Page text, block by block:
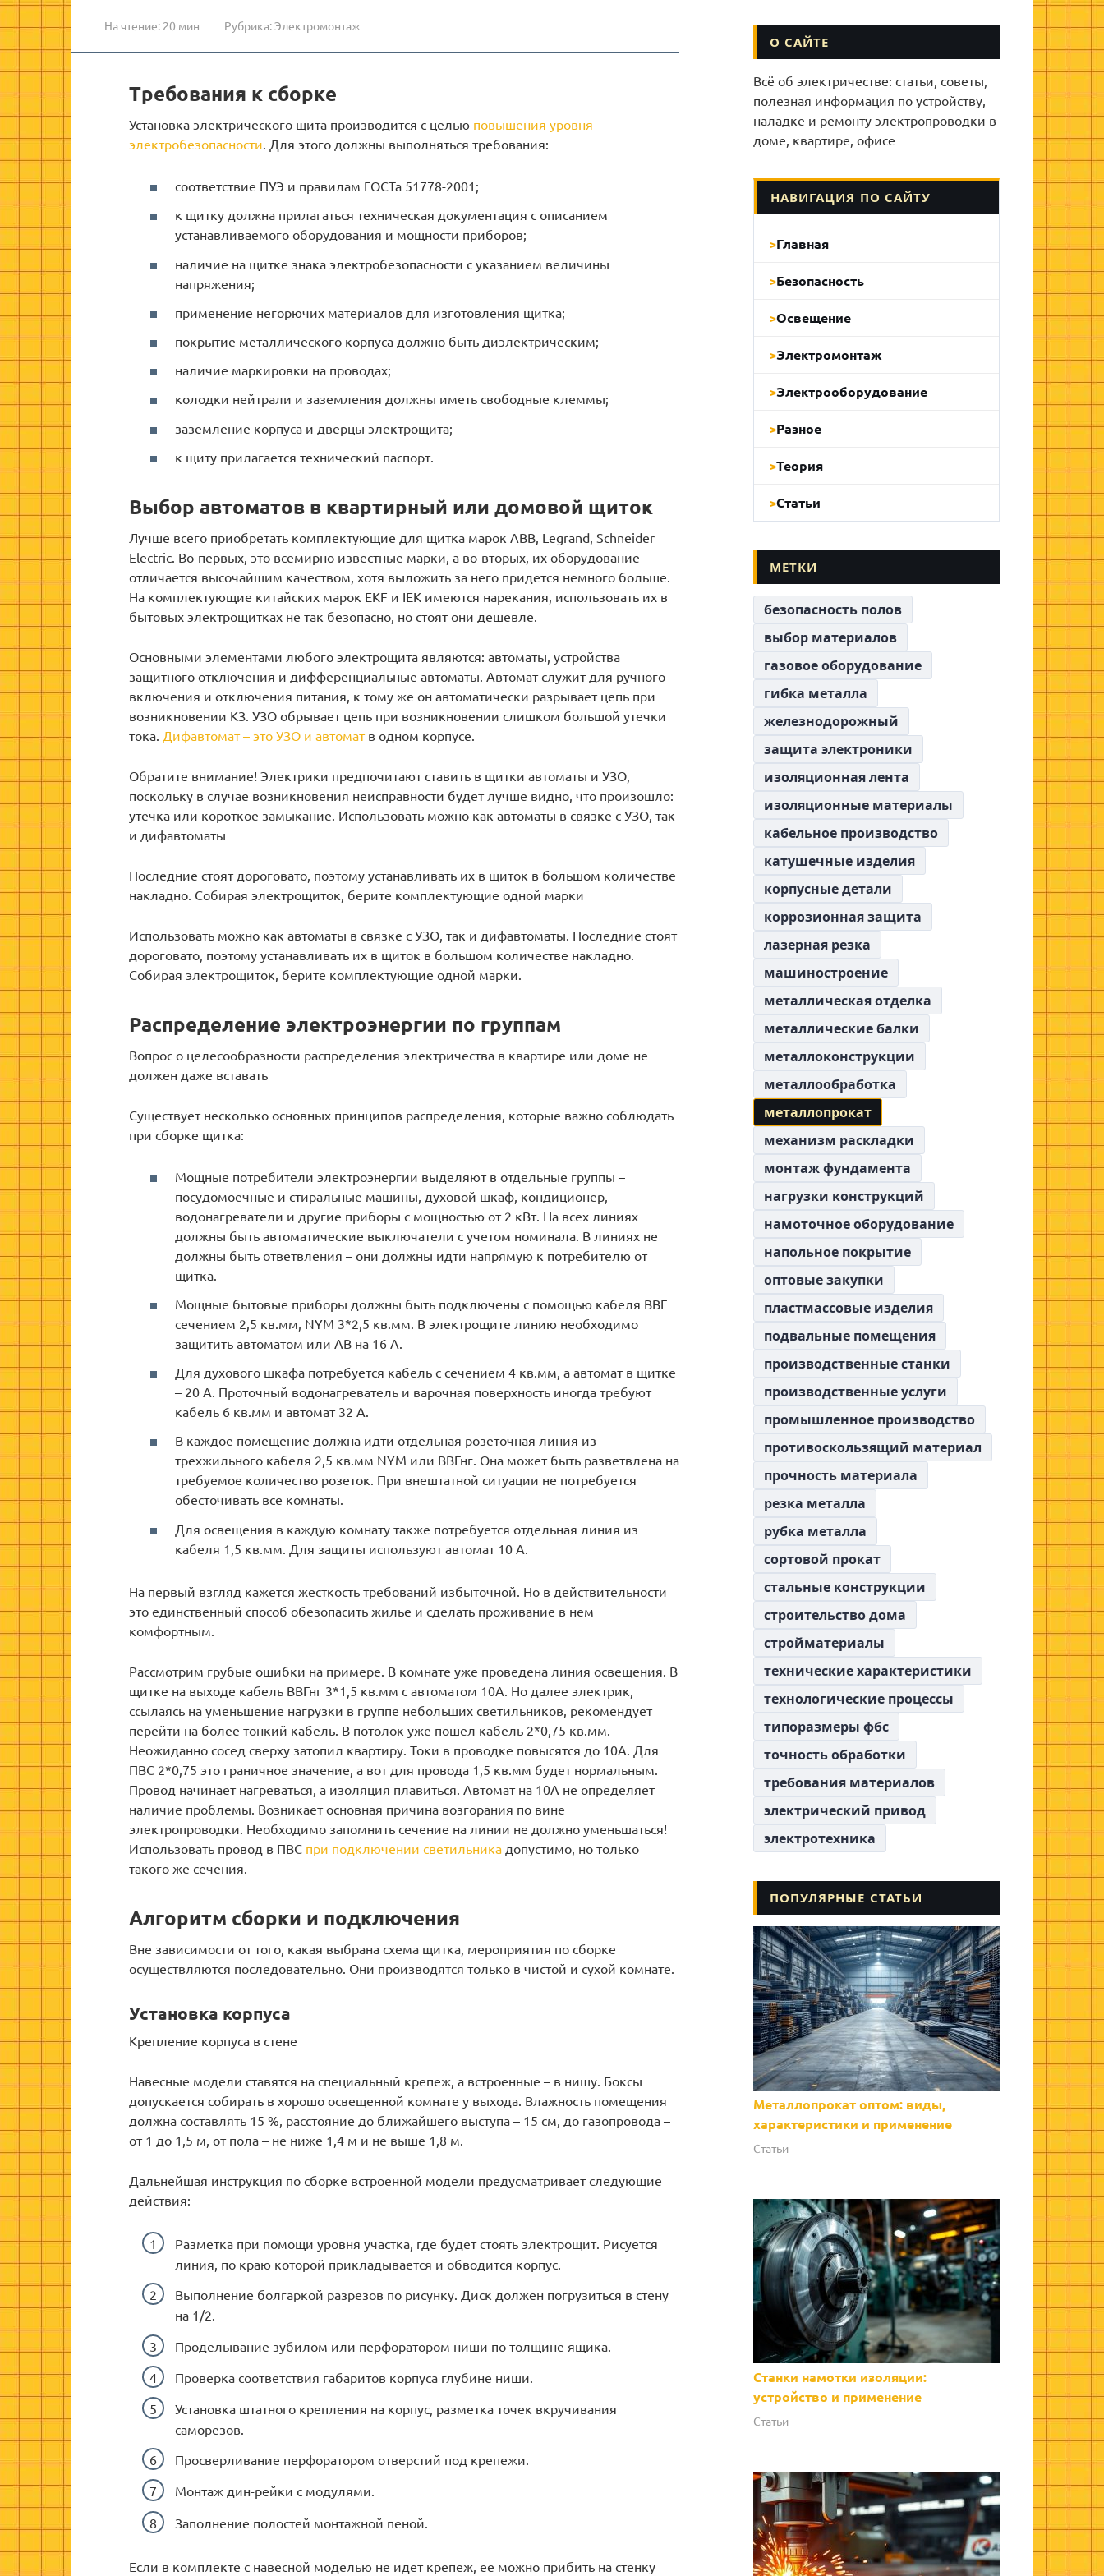
На чтение: 20 мин Рубрика:Электромонтаж
Требования к сборке
Установка электрического щита производится с целью повышения уровня
электробезопасности. Для этого должны выполняться требования:
соответствие ПУЭ и правилам ГОСТа 51778-2001;
к щитку должна прилагаться техническая документация с описанием
устанавливаемого оборудования и мощности приборов;
наличие на щитке знака электробезопасности с указанием величины
напряжения;
применение негорючих материалов для изготовления щитка;
покрытие металлического корпуса должно быть диэлектрическим;
наличие маркировки на проводах;
колодки нейтрали и заземления должны иметь свободные клеммы;
заземление корпуса и дверцы электрощита;
к щиту прилагается технический паспорт.
Выбор автоматов в квартирный или домовой щиток
Лучше всего приобретать комплектующие для щитка марок ABB, Legrand, Schneider
Electric. Во-первых, это всемирно известные марки, а во-вторых, их оборудование
отличается высочайшим качеством, хотя выложить за него придется немного больше.
На комплектующие китайских марок EKF и IEK имеются нарекания, использовать их в
бытовых электрощитках не так безопасно, но стоят они дешевле.
Основными элементами любого электрощита являются: автоматы, устройства
защитного отключения и дифференциальные автоматы. Автомат служит для ручного
включения и отключения питания, к тому же он автоматически разрывает цепь при
возникновении КЗ. УЗО обрывает цепь при возникновении слишком большой утечки
тока. Дифавтомат – это УЗО и автоматв одном корпусе.
Обратите внимание! Электрики предпочитают ставить в щитки автоматы и УЗО,
поскольку в случае возникновения неисправности будет лучше видно, что произошло:
утечка или короткое замыкание. Использовать можно как автоматы в связке с УЗО, так
и дифавтоматы
Последние стоят дороговато, поэтому устанавливать их в щиток в большом количестве
накладно. Собирая электрощиток, берите комплектующие одной марки
Использовать можно как автоматы в связке с УЗО, так и дифавтоматы. Последние стоят
дороговато, поэтому устанавливать их в щиток в большом количестве накладно.
Собирая электрощиток, берите комплектующие одной марки.
Распределение электроэнергии по группам
Вопрос о целесообразности распределения электричества в квартире или доме не
должен даже вставать
Существует несколько основных принципов распределения, которые важно соблюдать
при сборке щитка:
Мощные потребители электроэнергии выделяют в отдельные группы –
посудомоечные и стиральные машины, духовой шкаф, кондиционер,
водонагреватели и другие приборы с мощностью от 2 кВт. На всех линиях
должны быть автоматические выключатели с учетом номинала. В линиях не
должны быть ответвления – они должны идти напрямую к потребителю от
щитка.
Мощные бытовые приборы должны быть подключены с помощью кабеля ВВГ
сечением 2,5 кв.мм, NYM 3*2,5 кв.мм. В электрощите линию необходимо
защитить автоматом или АВ на 16 А.
Для духового шкафа потребуется кабель с сечением 4 кв.мм, а автомат в щитке
– 20 А. Проточный водонагреватель и варочная поверхность иногда требуют
кабель 6 кв.мм и автомат 32 А.
В каждое помещение должна идти отдельная розеточная линия из
трехжильного кабеля 2,5 кв.мм NYM или ВВГнг. Она может быть разветвлена на
требуемое количество розеток. При внештатной ситуации не потребуется
обесточивать все комнаты.
Для освещения в каждую комнату также потребуется отдельная линия из
кабеля 1,5 кв.мм. Для защиты используют автомат 10 А.
На первый взгляд кажется жесткость требований избыточной. Но в действительности
это единственный способ обезопасить жилье и сделать проживание в нем
комфортным.
Рассмотрим грубые ошибки на примере. В комнате уже проведена линия освещения. В
щитке на выходе кабель ВВГнг 3*1,5 кв.мм с автоматом 10А. Но далее электрик,
ссылаясь на уменьшение нагрузки в группе небольших светильников, рекомендует
перейти на более тонкий кабель. В потолок уже пошел кабель 2*0,75 кв.мм.
Неожиданно сосед сверху затопил квартиру. Токи в проводке повысятся до 10А. Для
ПВС 2*0,75 это граничное значение, а вот для провода 1,5 кв.мм будет нормальным.
Провод начинает нагреваться, а изоляция плавиться. Автомат на 10А не определяет
наличие проблемы. Возникает основная причина возгорания по вине
электропроводки. Необходимо запомнить сечение на линии не должно уменьшаться!
Использовать провод в ПВС при подключении светильника допустимо, но только
такого же сечения.
Алгоритм сборки и подключения
Вне зависимости от того, какая выбрана схема щитка, мероприятия по сборке
осуществляются последовательно. Они производятся только в чистой и сухой комнате.
Установка корпуса
Крепление корпуса в стене
Навесные модели ставятся на специальный крепеж, а встроенные – в нишу. Боксы
допускается собирать в хорошо освещенной комнате у выхода. Влажность помещения
должна составлять 15 %, расстояние до ближайшего выступа – 15 см, до газопровода –
от 1 до 1,5 м, от пола – не ниже 1,4 м и не выше 1,8 м.
Дальнейшая инструкция по сборке встроенной модели предусматривает следующие
действия:
Разметка при помощи уровня участка, где будет стоять электрощит. Рисуется
линия, по краю которой прикладывается и обводится корпус.
Выполнение болгаркой разрезов по рисунку. Диск должен погрузиться в стену
на 1/2.
Проделывание зубилом или перфоратором ниши по толщине ящика.
Проверка соответствия габаритов корпуса глубине ниши.
Установка штатного крепления на корпус, разметка точек вкручивания
саморезов.
Просверливание перфоратором отверстий под крепежи.
Монтаж дин-рейки с модулями.
Заполнение полостей монтажной пеной.
Если в комплекте с навесной моделью не идет крепеж, ее можно прибить на стенку
О САЙТЕ
Всё об электричестве: статьи, советы,
полезная информация по устройству,
наладке и ремонту электропроводки в
доме, квартире, офисе
НАВИГАЦИЯ ПО САЙТУ
Главная
Безопасность
Освещение
Электромонтаж
Электрооборудование
Разное
Теория
Статьи
МЕТКИ
безопасность полов
выбор материалов
газовое оборудование
гибка металла
железнодорожный
защита электроники
изоляционная лента
изоляционные материалы
кабельное производство
катушечные изделия
корпусные детали
коррозионная защита
лазерная резка
машиностроение
металлическая отделка
металлические балки
металлоконструкции
металлообработка
металлопрокат
механизм раскладки
монтаж фундамента
нагрузки конструкций
намоточное оборудование
напольное покрытие
оптовые закупки
пластмассовые изделия
подвальные помещения
производственные станки
производственные услуги
промышленное производство
противоскользящий материал
прочность материала
резка металла
рубка металла
сортовой прокат
стальные конструкции
строительство дома
стройматериалы
технические характеристики
технологические процессы
типоразмеры фбс
точность обработки
требования материалов
электрический привод
электротехника
ПОПУЛЯРНЫЕ СТАТЬИ
Металлопрокат оптом: виды,
характеристики и применение
Статьи
Станки намотки изоляции:
устройство и применение
Статьи